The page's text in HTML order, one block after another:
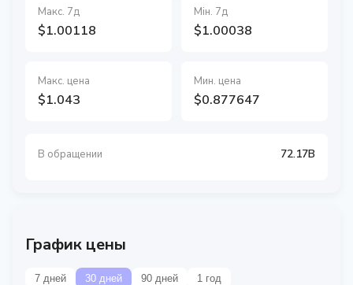
Макс. 7д
$1.00118
Мін. 7д
$1.00038
Макс. цена
$1.043
Мин. цена
$0.877647
В обращении 72.17B
График цены
7 дней 30 дней 90 дней 1 год